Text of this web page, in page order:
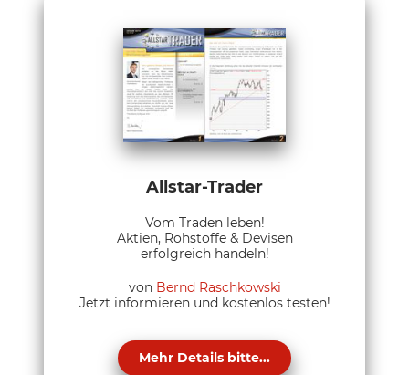
Allstar-Trader
Vom Traden leben!
Aktien, Rohstoffe & Devisen
erfolgreich handeln!
von Bernd Raschkowski
Jetzt informieren und kostenlos testen!
Mehr Details bitte...